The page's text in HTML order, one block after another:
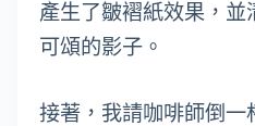
產生了皺褶紙效果，並
可頌的影子。
接著，我請咖啡師倒一